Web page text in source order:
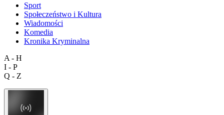
Sport
Społeczeństwo i Kultura
Wiadomości
Komedia
Kronika Kryminalna
A - H
I - P
Q - Z